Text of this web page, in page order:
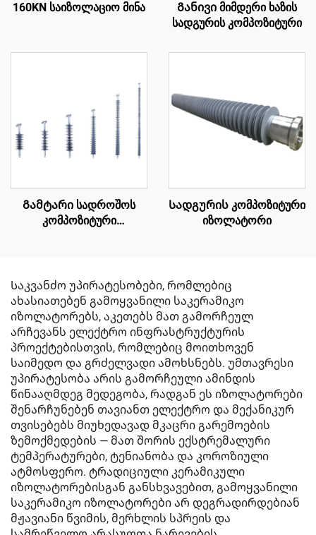
160KN საიზოლაციო მინა
Განივი მიმდერი ხაზის
სადგურის კომპოზიტური
Გამტარი სადროშოს
კომპოზიტური
Სადგურის კომპოზიტური
იზოლატორი
Საკვანძო უპირატესობები, რომლებიც
ახასიათებენ გამოყვანილი საკერამიკო
იზოლატორებს, აკეთებს მათ გამორჩეულ
არჩევანს ელექტრო ინფრასტრუქტურის
პროექტებისთვის, რომლებიც მოითხოვენ
საიმედო და გრძელვადი ამოხსნებს. უმთავრესი
უპირატესობა არის გამორჩეული ამინდის
წინააღმდეგ მედეგობა, რადგან ეს იზოლატორები
შენარჩუნებენ თავიანთ ელექტრო და მექანიკურ
თვისებებს მიუხედავად მკაცრი გარემოების
ზემოქმედების — მათ შორის ექსტრემალური
ტემპერატურები, ტენიანობა და კოროზიული
ატმოსფერო. ტრადიციული კერამიკული
იზოლატორებისგან განსხვავებით, გამოყვანილი
საკერამიკო იზოლატორები არ დეგრადირდებიან
მჟავიანი წვიმის, მერხლის სპრეის და